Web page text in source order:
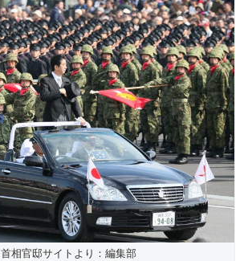
首相官邸サイトより：編集部